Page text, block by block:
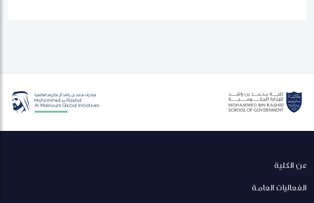
عن الكلية
الفعاليات العامة